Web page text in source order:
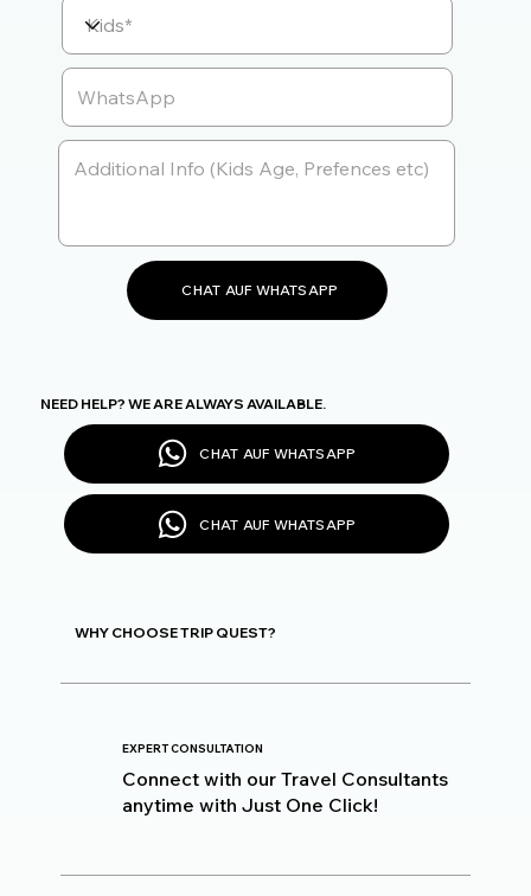
CHAT AUF WHATSAPP
NEED HELP? WE ARE ALWAYS AVAILABLE.
CHAT AUF WHATSAPP
CHAT AUF WHATSAPP
WHY CHOOSE TRIP QUEST?
EXPERT CONSULTATION
Connect with our Travel Consultants
anytime with Just One Click!